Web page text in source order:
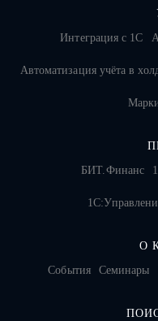
Интеграция с 1С
Автоматизация учёта в
БИТ.Финанс
О
События
Семинары